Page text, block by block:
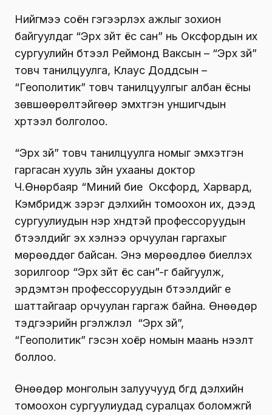
Нийгмээ соён гэгээрүүлэх ажлыг зохион
байгуулдаг “Эрх зүйт ёс сан” нь Оксфордын их
сургуулийн бүтээл Реймонд Ваксын – “Эрх зүй”
товч танилцуулга, Клаус Доддсын –
“Геополитик” товч танилцуулгыг албан ёсны
зөвшөөрөлтэйгөөр эмхтгэн уншигчдын
хүртээл болголоо.
“Эрх зүй” товч танилцуулга номыг эмхэтгэн
гаргасан хууль зүйн ухааны доктор
Ч.Өнөрбаяр “Миний бие Оксфорд, Харвард,
Кэмбридж зэрэг дэлхийн томоохон их, дээд
сургуулиудын нэр хүндтэй профессоруудын
бүтээлүүдийг эх хэлнээ орчуулан гаргахыг
мөрөөддөг байсан. Энэ мөрөөдлөө биелүүлэх
зорилгоор “Эрх зүйт ёс сан”-г байгуулж,
эрдэмтэн профессоруудын бүтээлүүдийг үе
шаттайгаар орчуулан гаргаж байна. Өнөөдөр
тэдгээрийн үргэлжлэл “Эрх зүй”,
“Геополитик” гэсэн хоёр номын маань нээлт
боллоо.
Өнөөдөр монголын залуучууд бүгд дэлхийн
томоохон сургуулиудад суралцах боломжгүй